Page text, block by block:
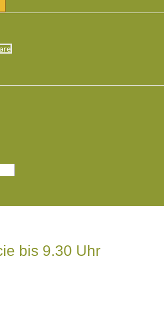
bis 9.30 Uhr